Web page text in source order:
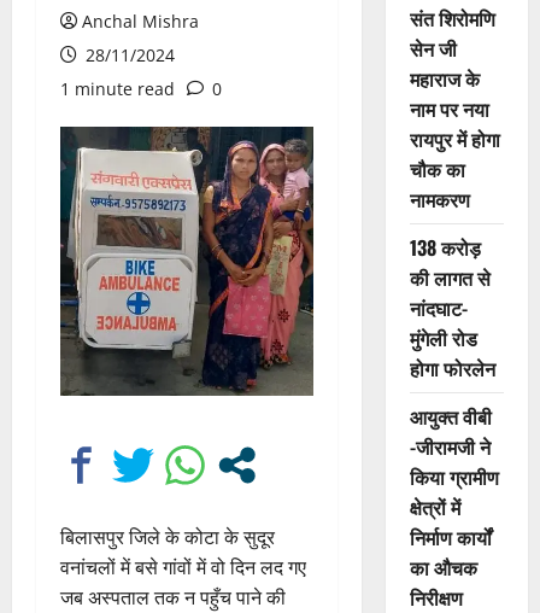
Anchal Mishra
28/11/2024
1 minute read
0
बिलासपुर जिले के कोटा के सुदूर
वनांचलों में बसे गांवों में वो दिन लद गए
जब अस्पताल तक न पहुँच पाने की
संत शिरोमणि
सेन जी
महाराज के
नाम पर नया
रायपुर में होगा
चौक का
नामकरण
138 करोड़
की लागत से
नांदघाट-
मुंगेली रोड
होगा फोरलेन
आयुक्त वीबी
-जीरामजी ने
किया ग्रामीण
क्षेत्रों में
निर्माण कार्यों
का औचक
निरीक्षण